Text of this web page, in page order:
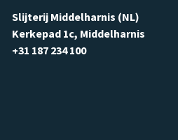
Slijterij Middelharnis (NL)
Kerkepad 1c, Middelharnis
+31 187 234 100